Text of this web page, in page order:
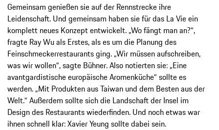
Gemeinsam genießen sie auf der Rennstrecke ihre
Leidenschaft. Und gemeinsam haben sie für das La Vie ein
komplett neues Konzept entwickelt. „Wo fängt man an?“,
fragte Ray Wu als Erstes, als es um die Planung des
Feinschmeckerrestaurants ging. „Wir müssen aufschreiben,
was wir wollen“, sagte Bühner. Also notierten sie: „Eine
avantgardistische europäische Aromenküche“ sollte es
werden. „Mit Produkten aus Taiwan und dem Besten aus der
Welt.“ Außerdem sollte sich die Landschaft der Insel im
Design des Restaurants wiederfinden. Und noch etwas war
ihnen schnell klar: Xavier Yeung sollte dabei sein.